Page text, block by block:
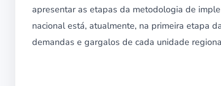
apresentar as etapas da metodologia de
nacional está, atualmente, na primeira etapa
demandas e gargalos de cada unidade